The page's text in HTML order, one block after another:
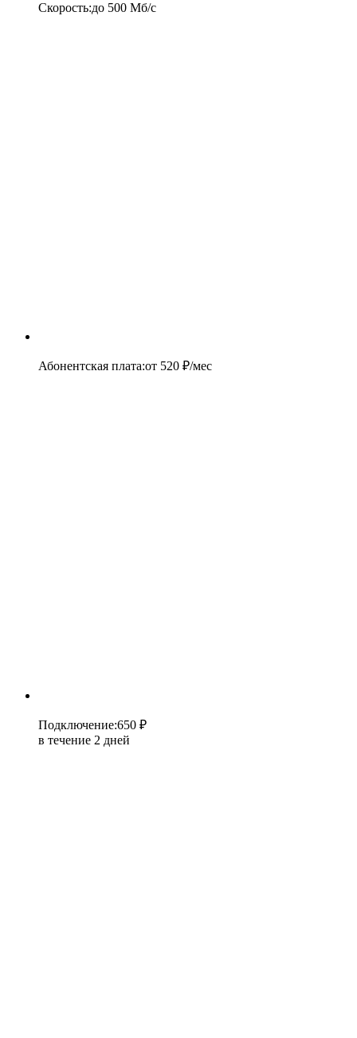
Скорость:до 500 Мб/c
Абонентская плата:от 520 ₽/мес
Подключение:650 ₽
в течение 2 дней